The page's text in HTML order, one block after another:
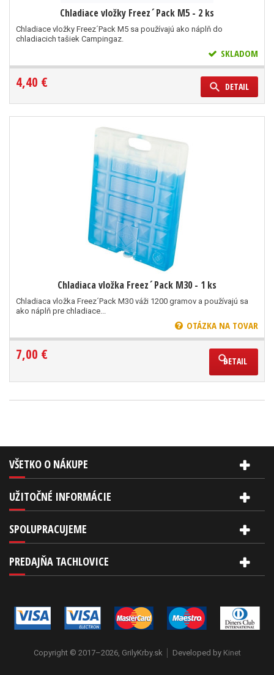
Chladiace vložky Freez´Pack M5 - 2 ks
Chladiace vložky Freez´Pack M5 sa používajú ako náplň do
chladiacich tašiek Campingaz.
SKLADOM
4,40 € DETAIL
Chladiaca vložka Freez´Pack M30 - 1 ks
Chladiaca vložka Freez´Pack M30 váži 1200 gramov a používajú sa
ako náplň pre chladiace...
OTÁZKA NA TOVAR
7,00 € DETAIL
VŠETKO O NÁKUPE
UŽITOČNÉ INFORMÁCIE
SPOLUPRACUJEME
PREDAJŇA TACHLOVICE
Copyright © 2017–2026, GrilyKrby.sk Developed by Kinet